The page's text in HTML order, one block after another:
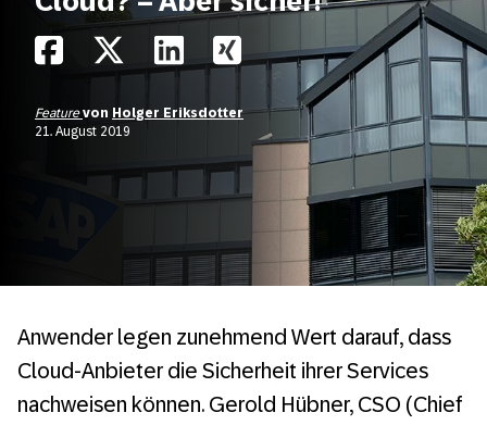
Featurevon Holger Eriksdotter
21. August 2019
Anwender legen zunehmend Wert darauf, dass
Cloud-Anbieter die Sicherheit ihrer Services
nachweisen können. Gerold Hübner, CSO (Chief